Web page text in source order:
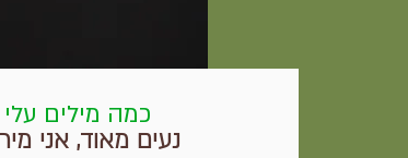
כמה מילים עלי